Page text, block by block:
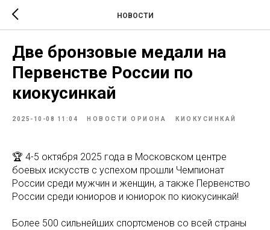
НОВОСТИ
Две бронзовые медали на
Первенстве России по
киокусинкай
2025-10-08 11:04 НОВОСТИ ОРИОНА КИОКУСИНКАЙ
🏆 4-5 октября 2025 года в Московском центре
боевых искусств с успехом прошли Чемпионат
России среди мужчин и женщин, а также Первенство
России среди юниоров и юниорок по киокусинкай!
Более 500 сильнейших спортсменов со всей страны